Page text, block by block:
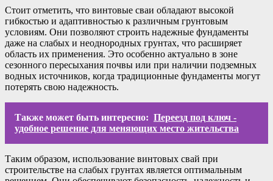
Стоит отметить, что винтовые сваи обладают высокой
гибкостью и адаптивностью к различным грунтовым
условиям. Они позволяют строить надежные фундаменты
даже на слабых и неоднородных грунтах, что расширяет
область их применения. Это особенно актуально в зоне
сезонного пересыхания почвы или при наличии подземных
водных источников, когда традиционные фундаменты могут
потерять свою надежность.
Также может быть интересно: Переезд под ключ -
удобное решение для меняющих место жительства
Таким образом, использование винтовых свай при
строительстве на слабых грунтах является оптимальным